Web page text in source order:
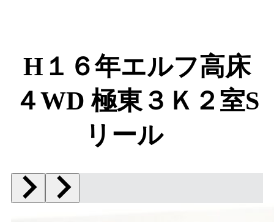
H１６年エルフ高床
４WD 極東３Ｋ２室S
リール